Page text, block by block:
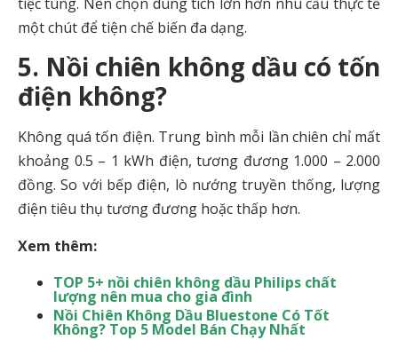
một chút để tiện chế biến đa dạng.
5. Nồi chiên không dầu có tốn
điện không?
Không quá tốn điện. Trung bình mỗi lần chiên chỉ mất
khoảng 0.5 – 1 kWh điện, tương đương 1.000 – 2.000
đồng. So với bếp điện, lò nướng truyền thống, lượng
điện tiêu thụ tương đương hoặc thấp hơn.
Xem thêm:
TOP 5+ nồi chiên không dầu Philips chất
lượng nên mua cho gia đình
Nồi Chiên Không Dầu Bluestone Có Tốt
Không? Top 5 Model Bán Chạy Nhất